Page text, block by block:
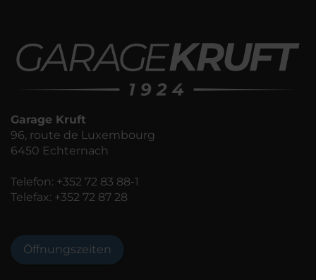
Garage Kruft
96, route de Luxembourg
6450 Echternach
Telefon: +352 72 83 88-1
Telefax: +352 72 87 28
Öffnungszeiten